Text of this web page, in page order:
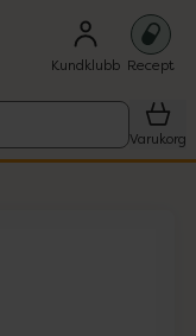
Kundklubb Recept
Varukorg